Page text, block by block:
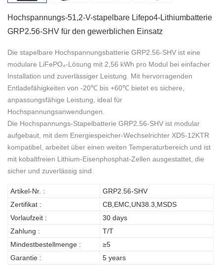
Hochspannungs-51,2-V-stapelbare Lifepo4-Lithiumbatterie
GRP2.56-SHV für den gewerblichen Einsatz
Die stapelbare Hochspannungsbatterie GRP2.56-SHV ist eine
modulare LiFePO₄-Lösung mit 2,56 kWh pro Modul bei einfacher
Installation und zuverlässiger Leistung. Mit hervorragenden
Entladefähigkeiten von -20℃ bis +60℃ bietet es sichere,
anpassungsfähige Leistung, ideal für
Hochspannungsanwendungen.
Die Hochspannungs-Stapelbatterie GRP2.56-SHV ist modular
aufgebaut, mit dem Energiespeicher-Wechselrichter XD5-12KTR
kompatibel, arbeitet über einen weiten Temperaturbereich und ist
mit kobaltfreien Lithium-Eisenphosphat-Zellen ausgestattet, die
sicher und zuverlässig sind.
Artikel-Nr. :
GRP2.56-SHV
Zertifikat :
CB,EMC,UN38.3,MSDS
Vorlaufzeit :
30 days
Zahlung :
T/T
Mindestbestellmenge :
≥5
Garantie :
5 years